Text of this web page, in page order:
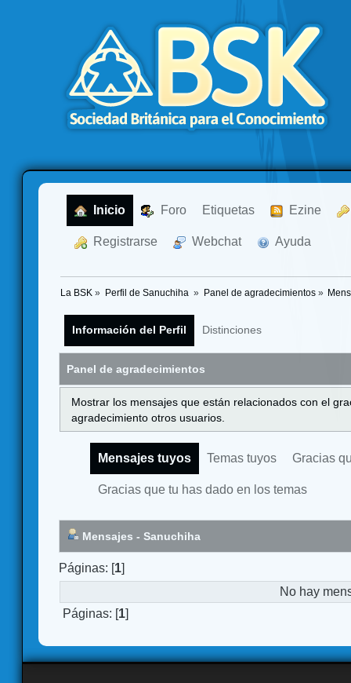
Inicio Foro Etiquetas Ezine
Registrarse Webchat Ayuda
La BSK » Perfil de Sanuchiha » Panel de agradecimientos»
Información del Perfil Distinciones
Panel de agradecimientos
Mostrar los mensajes que están relacionados con el
agradecimiento otros usuarios.
Mensajes tuyos Temas tuyos Gracias
Gracias que tu has dado en los temas
Mensajes - Sanuchiha
Páginas: [1]
No hay
Páginas: [1]